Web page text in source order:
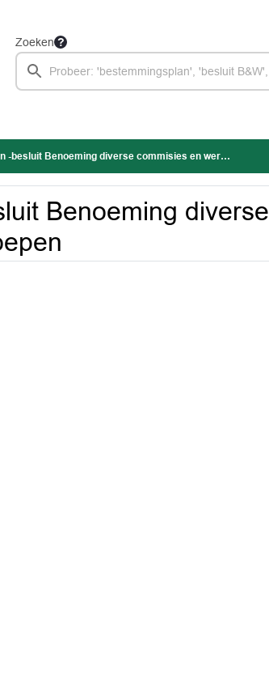
Zoeken
Benoeming diverse commisies en werkgroepen
Benoeming diverse